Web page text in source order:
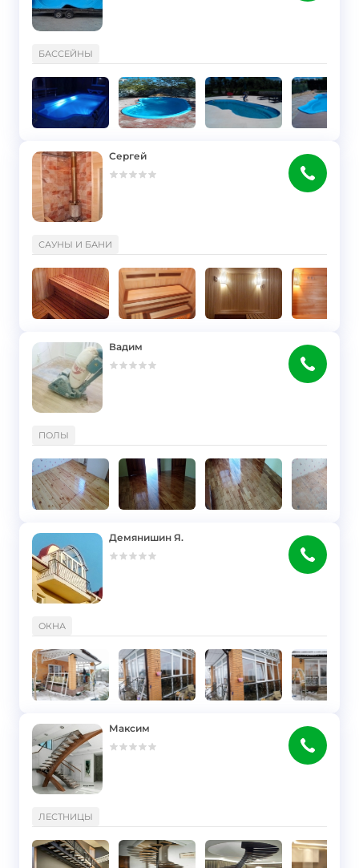
БАССЕЙНЫ
Сергей
САУНЫ И БАНИ
Вадим
ПОЛЫ
Демянишин Я.
ОКНА
Максим
ЛЕСТНИЦЫ